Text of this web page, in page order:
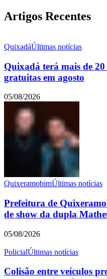
Artigos Recentes
QuixadáÚltimas notícias
Quixadá terá mais de
gratuitas em agosto
05/08/2026
QuixeramobimÚltimas notícias
Prefeitura de
de show da dupla
05/08/2026
PolicialÚltimas notícias
Colisão entre veículos